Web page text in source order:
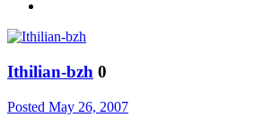
Ithilian-bzh 0
Posted May 26, 2007